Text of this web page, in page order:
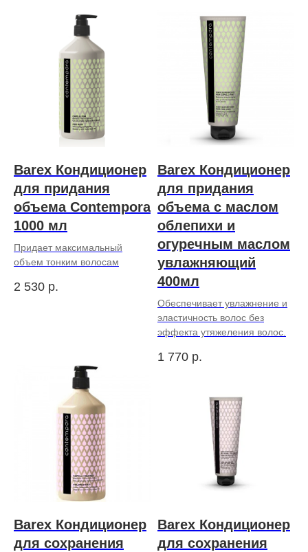
Barex Кондиционер
для придания
объема Contempora
1000 мл
Придает максимальный
объем тонким волосам
2 530 р.
Barex Кондиционер
для придания
объема с маслом
облепихи и
огуречным маслом
увлажняющий
400мл
Обеспечивает увлажнение и
эластичность волос без
эффекта утяжеления волос.
1 770 р.
Barex Кондиционер
для сохранения
Barex Кондиционер
для сохранения